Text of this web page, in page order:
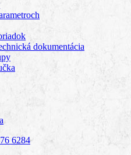
dokumentácia
6284